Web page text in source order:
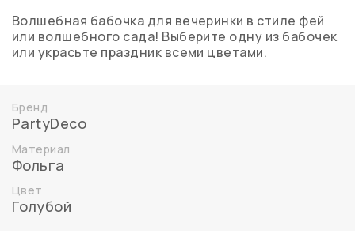
Волшебная бабочка для вечеринки в стиле фей
или волшебного сада! Выберите одну из бабочек
или украсьте праздник всеми цветами.
Бренд
PartyDeco
Материал
Фольга
Цвет
Голубой